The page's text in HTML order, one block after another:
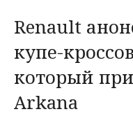
Наука
Культура
Общество
Политика
Renault
купе-
который
Arkana